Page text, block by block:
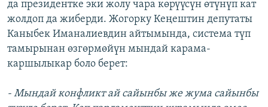
да президентке эки жолу чара көрүүсүн өтүнүп кат
жолдоп да жиберди. Жогорку Кеңештин депутаты
Каныбек Иманалиевдин айтымында, система түп
тамырынан өзгөрмөйүн мындай карама-
каршылыкар боло берет:
- Мындай конфликт ай сайынбы же жума сайынбы